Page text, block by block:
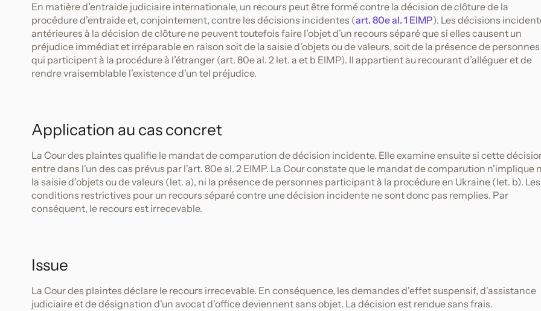
En matière d’entraide judiciaire internationale, un recours peut être formé contre la décision de clôture de la
procédure d’entraide et, conjointement, contre les décisions incidentes (art. 80e al. 1 EIMP). Les décisions
antérieures à la décision de clôture ne peuvent toutefois faire l’objet d’un recours séparé que si elles causent un
préjudice immédiat et irréparable en raison soit de la saisie d’objets ou de valeurs, soit de la présence de personnes
qui participent à la procédure à l’étranger (art. 80e al. 2 let. a et b EIMP). Il appartient au recourant d’alléguer et de
rendre vraisemblable l’existence d’un tel préjudice.
Application au cas concret
La Cour des plaintes qualifie le mandat de comparution de décision incidente. Elle examine ensuite si cette
entre dans l'un des cas prévus par l'art. 80e al. 2 EIMP. La Cour constate que le mandat de comparution n'implique
la saisie d'objets ou de valeurs (let. a), ni la présence de personnes participant à la procédure en Ukraine (let. b). Les
conditions restrictives pour un recours séparé contre une décision incidente ne sont donc pas remplies. Par
conséquent, le recours est irrecevable.
Issue
La Cour des plaintes déclare le recours irrecevable. En conséquence, les demandes d'effet suspensif, d'assistance
judiciaire et de désignation d'un avocat d'office deviennent sans objet. La décision est rendue sans frais.